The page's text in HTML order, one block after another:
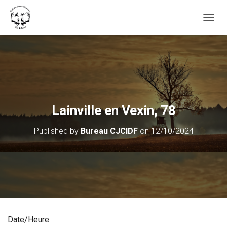
Lainville en Vexin, 78
Published by Bureau CJCIDFon12/10/2024
Date/Heure